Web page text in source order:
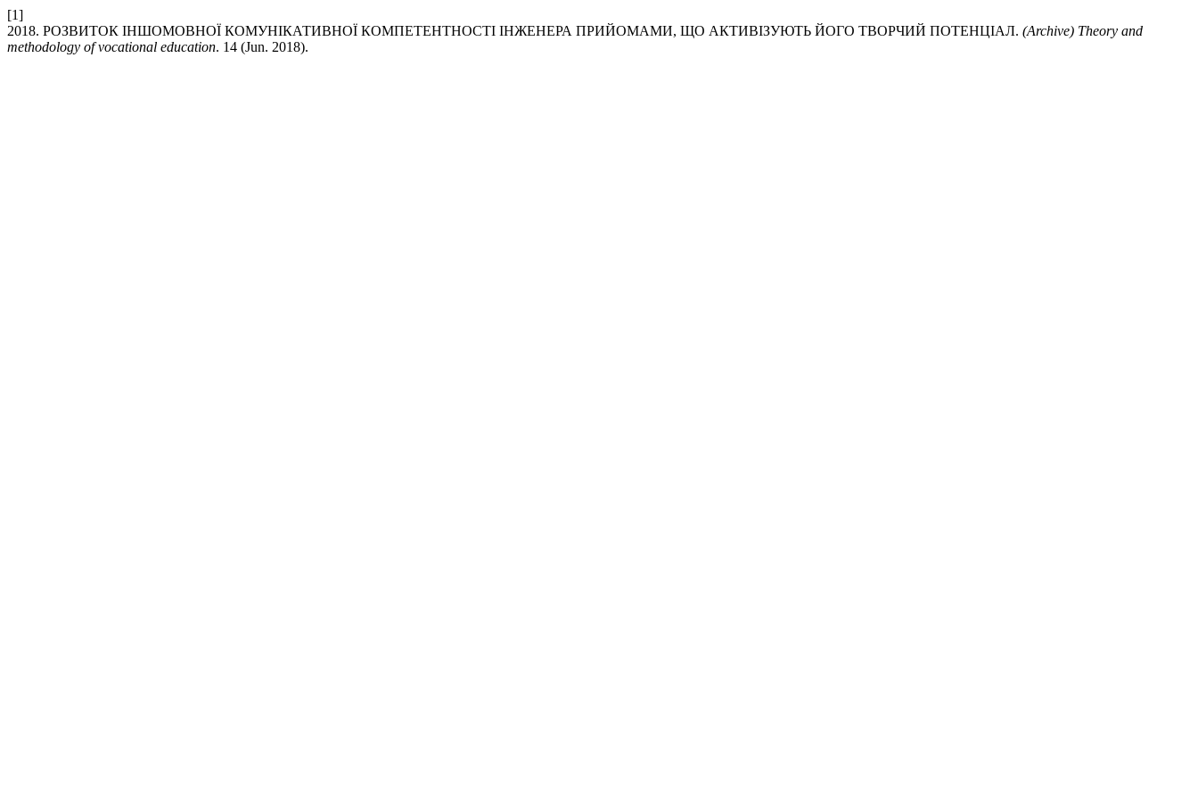
[1]
2018. РОЗВИТОК ІНШОМОВНОЇ КОМУНІКАТИВНОЇ КОМПЕТЕНТНОСТІ ІНЖЕНЕРА ПРИЙОМАМИ, ЩО АКТИВІЗУЮТЬ ЙОГО ТВОРЧИЙ ПОТЕНЦІАЛ. (Archive) Theory and
methodology of vocational education. 14 (Jun. 2018).